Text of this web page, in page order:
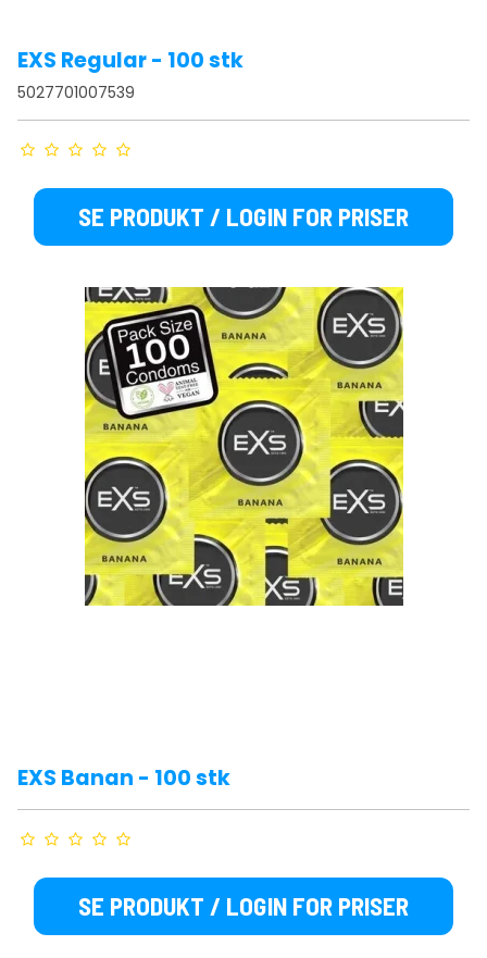
EXS Regular - 100 stk
5027701007539
SE PRODUKT / LOGIN FOR PRISER
EXS Banan - 100 stk
SE PRODUKT / LOGIN FOR PRISER